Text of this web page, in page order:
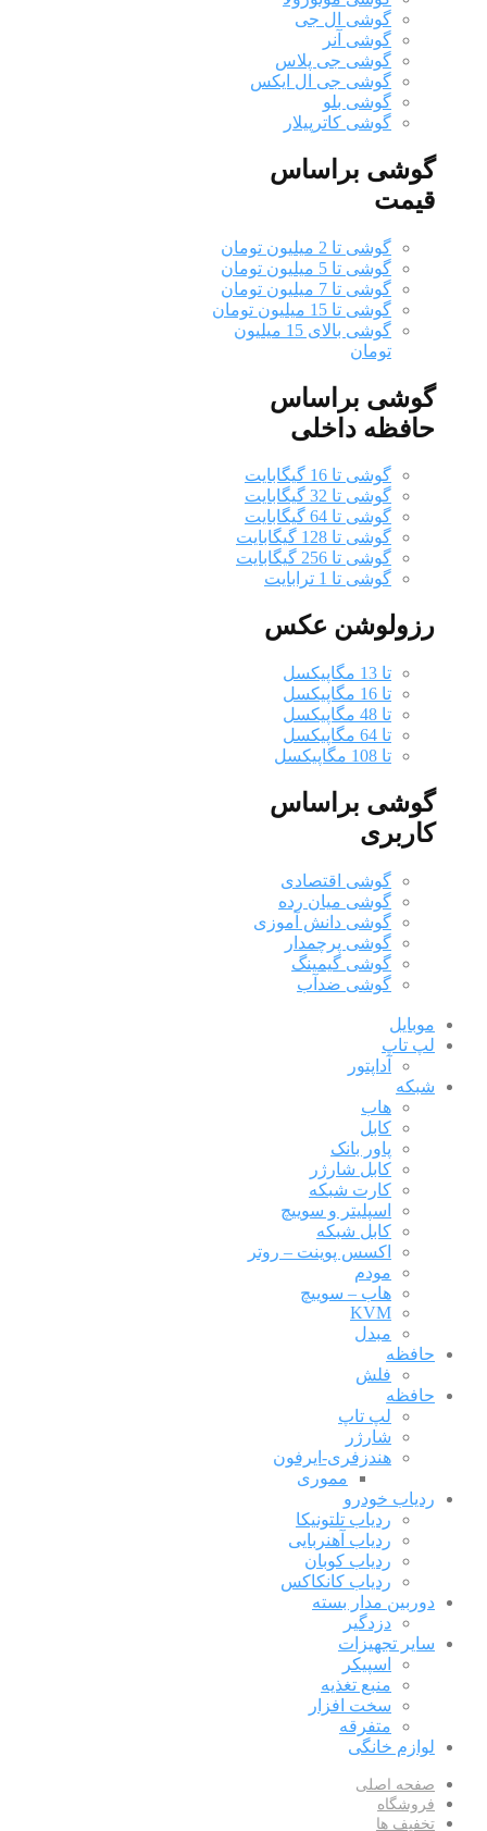
گوشی ال جی
گوشی آنر
گوشی جی پلاس
گوشی جی ال ایکس
گوشی بلو
گوشی کاترپیلار
گوشی براساس
قیمت
گوشی تا 2 میلیون تومان
گوشی تا 5 میلیون تومان
گوشی تا 7 میلیون تومان
گوشی تا 15 میلیون تومان
گوشی بالای 15 میلیون
تومان
گوشی براساس
حافظه داخلی
گوشی تا 16 گیگابایت
گوشی تا 32 گیگابایت
گوشی تا 64 گیگابایت
گوشی تا 128 گیگابایت
گوشی تا 256 گیگابایت
گوشی تا 1 ترابایت
رزولوشن عکس
تا 13 مگاپیکسل
تا 16 مگاپیکسل
تا 48 مگاپیکسل
تا 64 مگاپیکسل
تا 108 مگاپیکسل
گوشی براساس
کاربری
گوشی اقتصادی
گوشی میان رده
گوشی دانش آموزی
گوشی پرچمدار
گوشی گیمینگ
گوشی ضدآب
موبایل
لپ تاپ
آداپتور
شبکه
هاب
کابل
پاور بانک
کابل شارژر
کارت شبکه
اسپلیتر و سوییچ
کابل شبکه
اکسس پوینت – روتر
مودم
هاب – سوییچ
KVM
مبدل
حافظه
فلش
حافظه
لپ تاپ
شارژر
هندزفری-ایرفون
مموری
ردیاب خودرو
ردیاب تلتونیکا
ردیاب آهنربایی
ردیاب کوبان
ردیاب کانکاکس
دوربین مدار بسته
دزدگیر
سایر تجهیزات
اسپیکر
منبع تغذیه
سخت افزار
متفرقه
لوازم خانگی
صفحه اصلی
فروشگاه
تخفیف ها